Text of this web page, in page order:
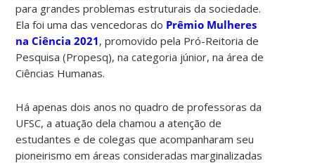
para grandes problemas estruturais da sociedade.
Ela foi uma das vencedoras do Prêmio Mulheres
na Ciência 2021, promovido pela Pró-Reitoria de
Pesquisa (Propesq), na categoria júnior, na área de
Ciências Humanas.
Há apenas dois anos no quadro de professoras da
UFSC, a atuação dela chamou a atenção de
estudantes e de colegas que acompanharam seu
pioneirismo em áreas consideradas marginalizadas